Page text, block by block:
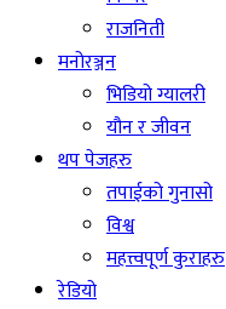
राजनिती
मनोरञ्जन
भिडियो ग्यालरी
यौन र जीवन
थप पेजहरु
तपाईको गुनासो
विश्व
महत्त्वपूर्ण कुराहरु
रेडियो